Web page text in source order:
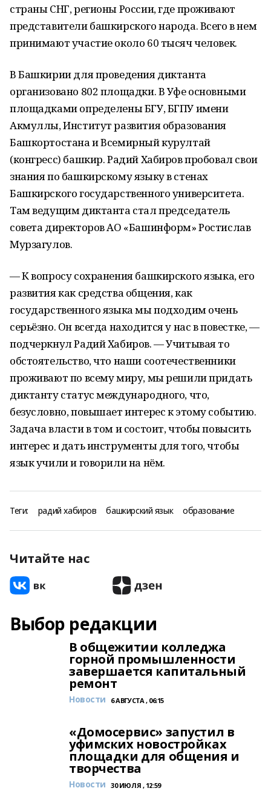
страны СНГ, регионы России, где проживают
представители башкирского народа. Всего в нем
принимают участие около 60 тысяч человек.
В Башкирии для проведения диктанта
организовано 802 площадки. В Уфе основными
площадками определены БГУ, БГПУ имени
Акмуллы, Институт развития образования
Башкортостана и Всемирный курултай
(конгресс) башкир. Радий Хабиров пробовал свои
знания по башкирскому языку в стенах
Башкирского государственного университета.
Там ведущим диктанта стал председатель
совета директоров АО «Башинформ» Ростислав
Мурзагулов.
— К вопросу сохранения башкирского языка, его
развития как средства общения, как
государственного языка мы подходим очень
серьёзно. Он всегда находится у нас в повестке, —
подчеркнул Радий Хабиров. — Учитывая то
обстоятельство, что наши соотечественники
проживают по всему миру, мы решили придать
диктанту статус международного, что,
безусловно, повышает интерес к этому событию.
Задача власти в том и состоит, чтобы повысить
интерес и дать инструменты для того, чтобы
язык учили и говорили на нём.
Теги: радий хабиров башкирский язык образование
Читайте нас
Выбор редакции
В общежитии колледжа
горной промышленности
завершается капитальный
ремонт
Новости 6 АВГУСТА , 06:15
«Домосервис» запустил в
уфимских новостройках
площадки для общения и
творчества
Новости 30 ИЮЛЯ , 12:59